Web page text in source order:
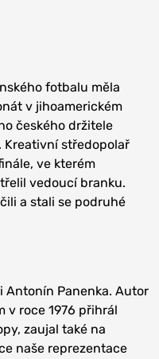
fotbalu měla
v jihoamerickém
českého držitele
Kreativní středopolař
ve kterém
vedoucí branku.
a stali se podruhé
Antonín Panenka. Autor
v roce 1976 přihrál
zaujal také na
naše reprezentace